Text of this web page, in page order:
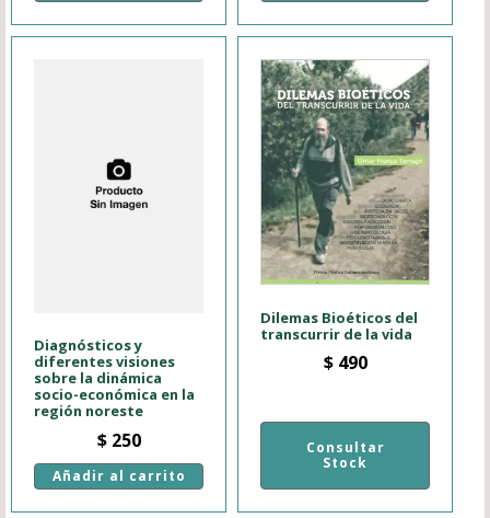
Diagnósticos y
diferentes visiones
sobre la dinámica
socio-económica en la
región noreste
$250
Añadir al carrito
Dilemas Bioéticos del
transcurrir de la vida
$490
Consultar
Stock